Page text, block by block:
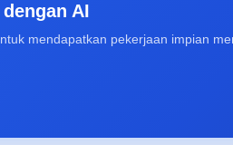
AI
mendapatkan pekerjaan impian